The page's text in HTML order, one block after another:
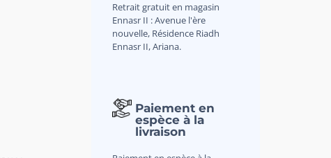
Retrait gratuit en magasin
Ennasr II : Avenue l'ère
nouvelle, Résidence Riadh
Ennasr II, Ariana.
Paiement en
espèce à la
livraison